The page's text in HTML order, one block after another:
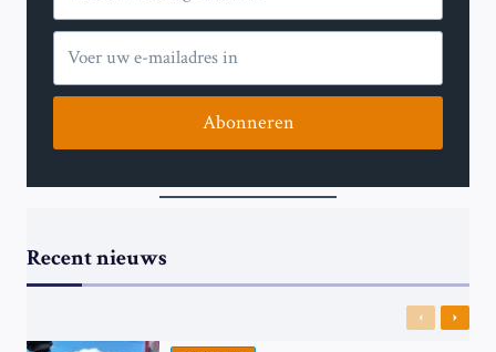
Abonneren
Recent nieuws
Previous
Next